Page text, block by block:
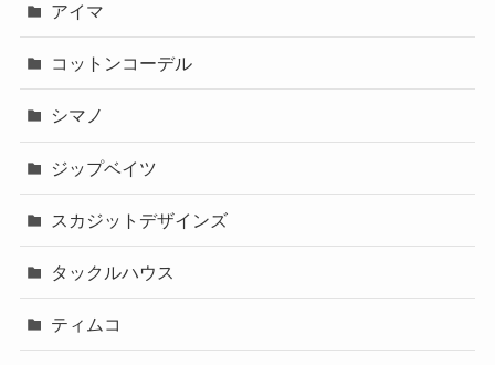
アイマ
コットンコーデル
シマノ
ジップベイツ
スカジットデザインズ
タックルハウス
ティムコ